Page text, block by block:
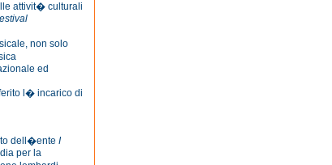
attivit� culturali
non solo
ed
l� incarico di
dell�ente I
per la